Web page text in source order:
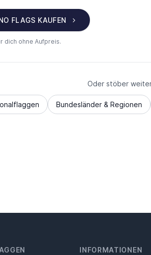
FLAGS KAUFEN
dich ohne Aufpreis.
Oder stöber
Bundesländer & Regionen
INFORMATIONEN